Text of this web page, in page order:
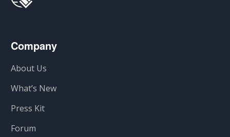
Company
About Us
What’s New
Press Kit
Forum